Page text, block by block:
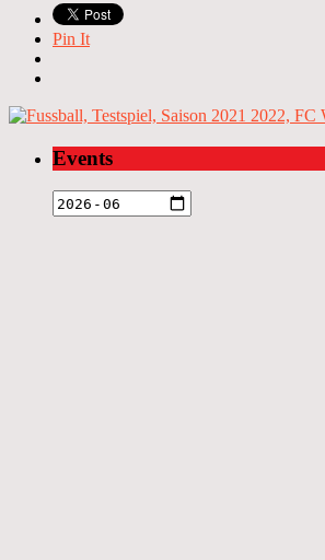
Pin It
Events